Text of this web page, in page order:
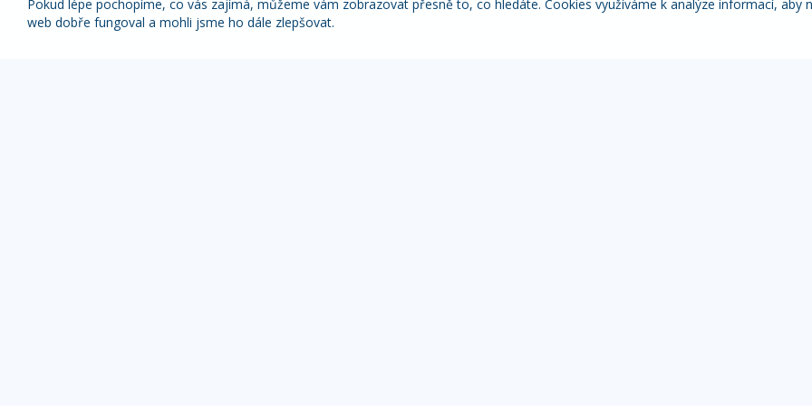
Pokud lépe pochopíme, co vás zajímá, můžeme vám zobrazovat přesně to, co hledáte. Cookies využíváme k analýze informací, aby
web dobře fungoval a mohli jsme ho dále zlepšovat.